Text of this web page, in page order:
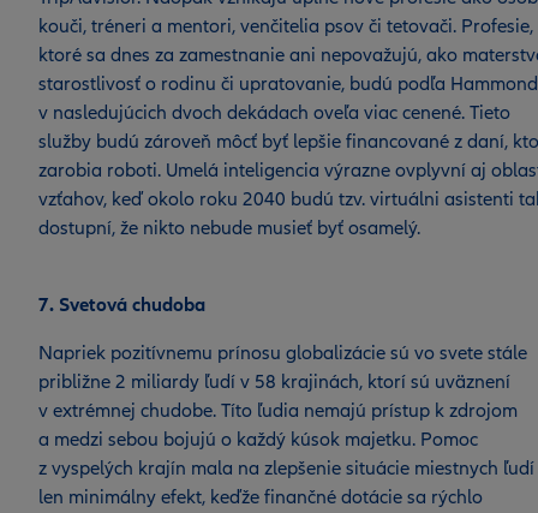
kouči, tréneri a mentori, venčitelia psov či tetovači. Profesie,
ktoré sa dnes za zamestnanie ani nepovažujú, ako
starostlivosť o rodinu či upratovanie, budú podľa
v nasledujúcich dvoch dekádach oveľa viac cenené. Tieto
služby budú zároveň môcť byť lepšie financované z daní,
zarobia roboti. Umelá inteligencia výrazne ovplyvní aj
vzťahov, keď okolo roku 2040 budú tzv. virtuálni asistenti
dostupní, že nikto nebude musieť byť osamelý.
7. Svetová chudoba
Napriek pozitívnemu prínosu globalizácie sú vo svete stále
približne 2 miliardy ľudí v 58 krajinách, ktorí sú uväznení
v extrémnej chudobe. Títo ľudia nemajú prístup k zdrojom
a medzi sebou bojujú o každý kúsok majetku. Pomoc
z vyspelých krajín mala na zlepšenie situácie miestnych ľudí
len minimálny efekt, keďže finančné dotácie sa rýchlo